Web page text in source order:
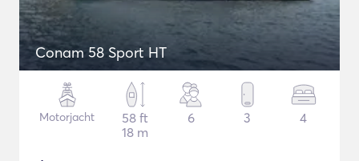
Conam 58 Sport HT
Motorjacht
58 ft
18 m
6 3 4